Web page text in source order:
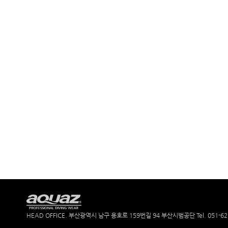
HEAD OFFICE. 부산광역시 남구 용호로 159번길 94 부산시범공단 Tel. 051-